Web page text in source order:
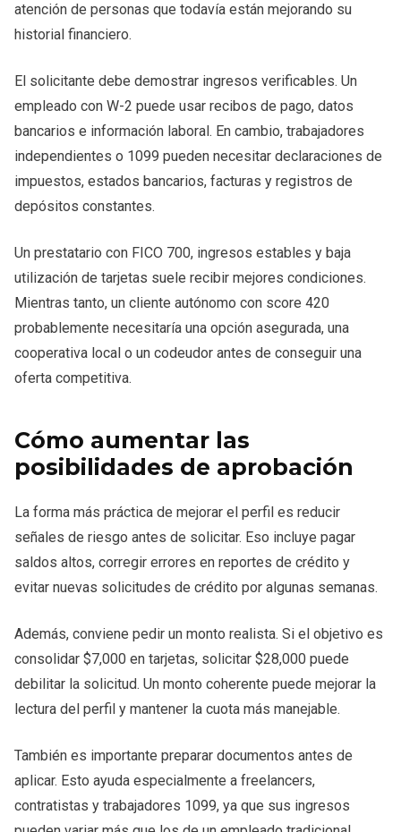
atención de personas que todavía están mejorando su
historial financiero.
El solicitante debe demostrar ingresos verificables. Un
empleado con W-2 puede usar recibos de pago, datos
bancarios e información laboral. En cambio, trabajadores
independientes o 1099 pueden necesitar declaraciones de
impuestos, estados bancarios, facturas y registros de
depósitos constantes.
Un prestatario con FICO 700, ingresos estables y baja
utilización de tarjetas suele recibir mejores condiciones.
Mientras tanto, un cliente autónomo con score 420
probablemente necesitaría una opción asegurada, una
cooperativa local o un codeudor antes de conseguir una
oferta competitiva.
Cómo aumentar las
posibilidades de aprobación
La forma más práctica de mejorar el perfil es reducir
señales de riesgo antes de solicitar. Eso incluye pagar
saldos altos, corregir errores en reportes de crédito y
evitar nuevas solicitudes de crédito por algunas semanas.
Además, conviene pedir un monto realista. Si el objetivo es
consolidar $7,000 en tarjetas, solicitar $28,000 puede
debilitar la solicitud. Un monto coherente puede mejorar la
lectura del perfil y mantener la cuota más manejable.
También es importante preparar documentos antes de
aplicar. Esto ayuda especialmente a freelancers,
contratistas y trabajadores 1099, ya que sus ingresos